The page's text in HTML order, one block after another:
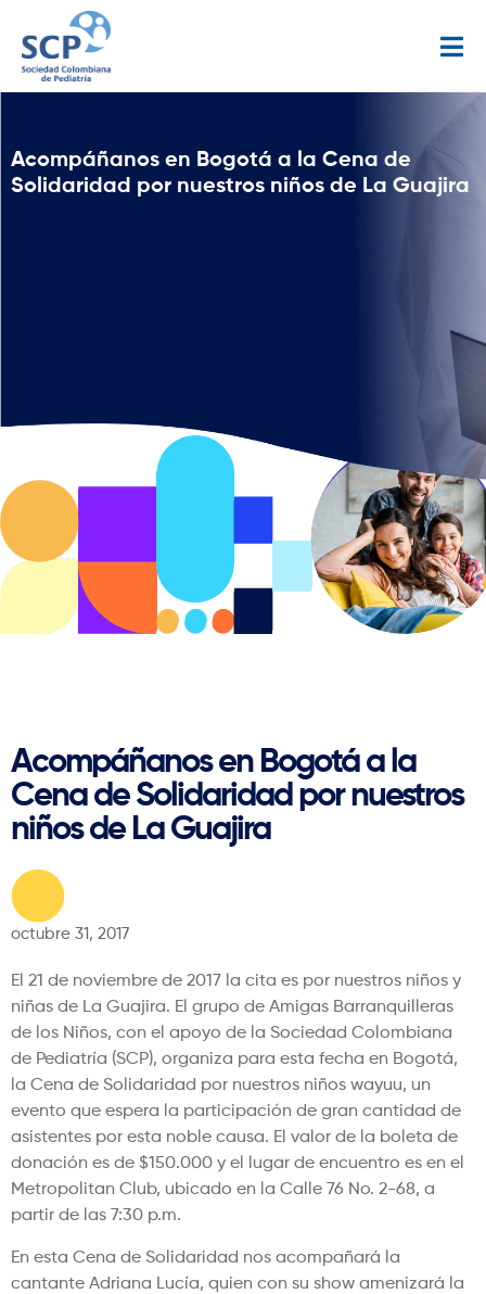
Acompáñanos en Bogotá a la Cena de
Solidaridad por nuestros niños de La Guajira
Acompáñanos en Bogotá a la
Cena de Solidaridad por nuestros
niños de La Guajira
octubre 31, 2017
El 21 de noviembre de 2017 la cita es por nuestros niños y
niñas de La Guajira. El grupo de Amigas Barranquilleras
de los Niños, con el apoyo de la Sociedad Colombiana
de Pediatría (SCP), organiza para esta fecha en Bogotá,
la Cena de Solidaridad por nuestros niños wayuu, un
evento que espera la participación de gran cantidad de
asistentes por esta noble causa. El valor de la boleta de
donación es de $150.000 y el lugar de encuentro es en el
Metropolitan Club, ubicado en la Calle 76 No. 2-68, a
partir de las 7:30 p.m.
En esta Cena de Solidaridad nos acompañará la
cantante Adriana Lucía, quien con su show amenizará la